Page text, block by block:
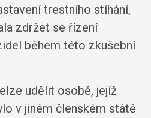
trestního stíhání,
zdržet se řízení
během této zkušební
udělit osobě, jejíž
v jiném členském státě